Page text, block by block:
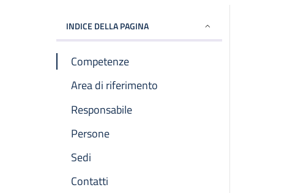
INDICE DELLA PAGINA
Competenze
Area di riferimento
Responsabile
Persone
Sedi
Contatti